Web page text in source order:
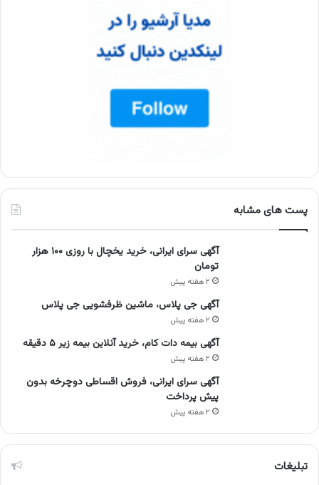
پست های مشابه
آگهی سرای ایرانی، خرید یخچال با روزی ۱۰۰ هزار
تومان
۲ هفته پیش
آگهی جی پلاس، ماشین ظرفشویی جی پلاس
۲ هفته پیش
آگهی بیمه دات کام، خرید آنلاین بیمه زیر ۵ دقیقه
۲ هفته پیش
آگهی سرای ایرانی، فروش اقساطی دوچرخه بدون
پیش پرداخت
۲ هفته پیش
تبلیغات